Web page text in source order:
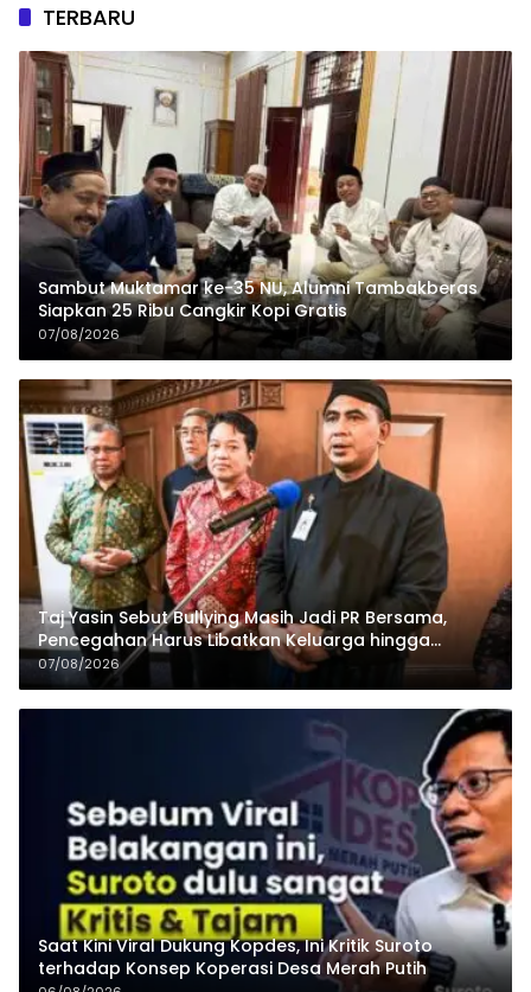
TERBARU
Sambut Muktamar ke-35 NU, Alumni Tambakberas
Siapkan 25 Ribu Cangkir Kopi Gratis
07/08/2026
Taj Yasin Sebut Bullying Masih Jadi PR Bersama,
Pencegahan Harus Libatkan Keluarga hingga
Pesantren
07/08/2026
Saat Kini Viral Dukung Kopdes, Ini Kritik Suroto
terhadap Konsep Koperasi Desa Merah Putih